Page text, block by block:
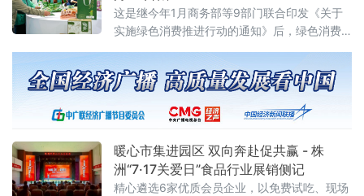
这是继今年1月商务部等9部门联合印发《关于
实施绿色消费推进行动的通知》后，绿色消费
顶层设计迈入地方实践阶段。试点聚焦七大任
务 探索“四类创新”通知明确，试点工作坚持问
题导向、目标导向、效果导向，聚焦绿色消费
重点领域和关
暖心市集进园区 双向奔赴促共赢 - 株
洲“7·17关爱日”食品行业展销侧记
精心遴选6家优质会员企业，以免费试吃、现场